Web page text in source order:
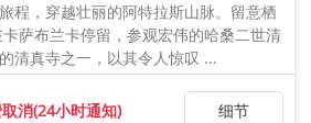
程，穿越壮丽的阿特拉斯山脉。留意栖
萨布兰卡停留，参观宏伟的哈桑二世清
清真寺之一，以其令人惊叹 ...
消(24小时通知) 细节